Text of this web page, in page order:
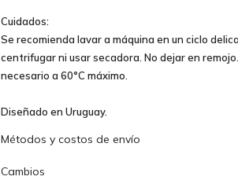
Cuidados:
Se recomienda lavar a máquina en un ciclo
centrifugar ni usar secadora. No dejar en
necesario a 60°C máximo.
Diseñado en Uruguay.
Métodos y costos de envío
Cambios